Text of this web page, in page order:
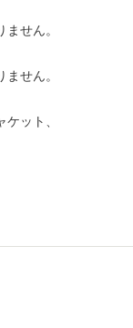
せん。
せん。
ット、